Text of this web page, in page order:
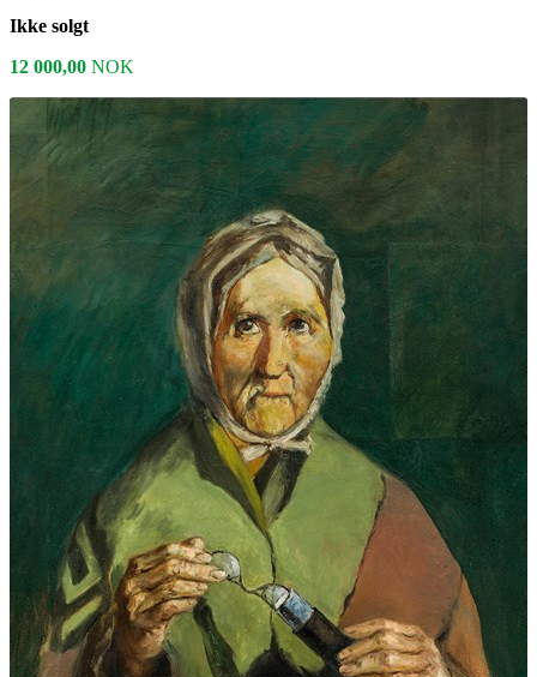
Ikke solgt
12 000,00 NOK